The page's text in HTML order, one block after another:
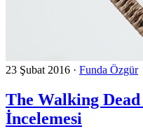
23 Şubat 2016 · Funda Özgür
The Walking
İncelemesi